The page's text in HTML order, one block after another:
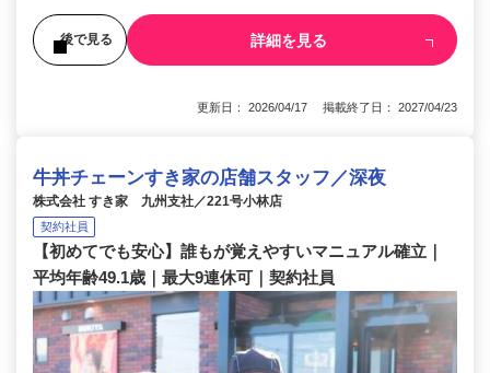
後で見る 詳細を見る
更新日： 2026/04/17 掲載終了日： 2027/04/23
牛丼チェーンすき家の店舗スタッフ／深夜
株式会社 すき家 九州支社／221号小林店
契約社員
【初めてでも安心】誰もが覚えやすいマニュアル確立｜
平均年齢49.1歳｜最大9連休可｜契約社員